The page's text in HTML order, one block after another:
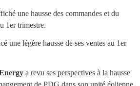
une hausse des commandes et du
1er trimestre.
une légère hausse de ses ventes au 1er
a revu ses perspectives à la hausse
de PDG dans son unité éolienne.